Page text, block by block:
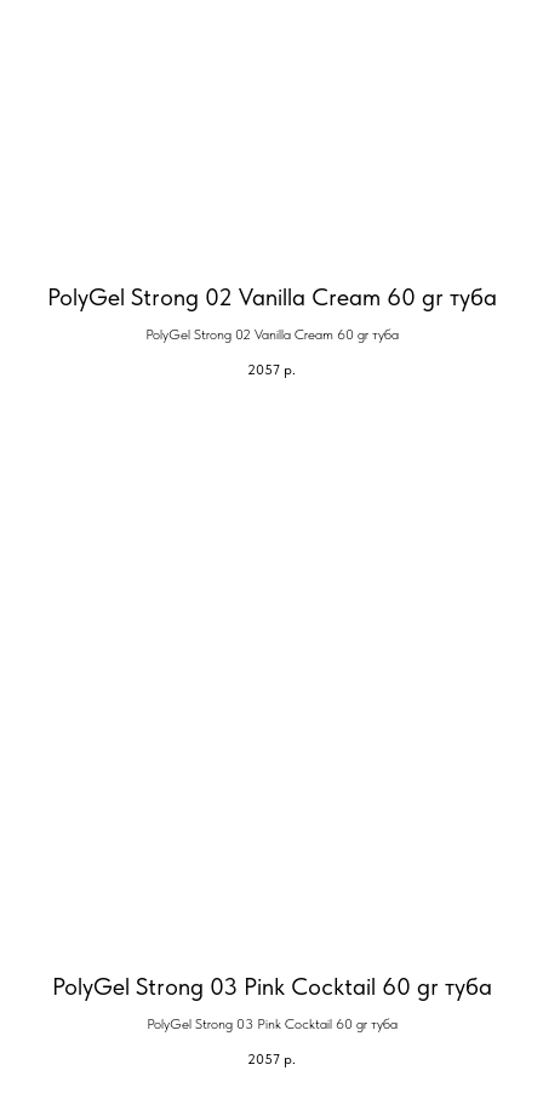
PolyGel Strong 02 Vanilla Cream 60 gr туба
PolyGel Strong 02 Vanilla Cream 60 gr туба
2057 р.
PolyGel Strong 03 Pink Cocktail 60 gr туба
PolyGel Strong 03 Pink Cocktail 60 gr туба
2057 р.